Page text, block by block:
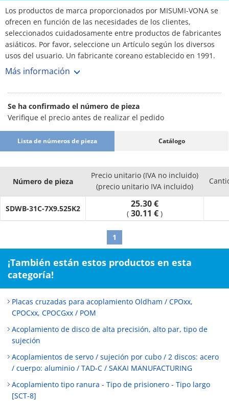
Los productos de marca proporcionados por MISUMI-VONA se
ofrecen en función de las necesidades de los clientes,
seleccionados cuidadosamente entre productos de fabricantes
asiáticos. Por favor, seleccione un Artículo según los diversos
usos del usuario. Un fabricante coreano establecido en 1991.
La cuota de mercado de acoplamientos en Corea es del 70%,
Más información
Se ha confirmado el número de pieza
Verifique el precio antes de realizar el pedido
Lista de números de pieza Catálogo
Número de pieza
Precio unitario (IVA no incluido)
(precio unitario IVA incluido)
SDWB-31C-7X9.525K2 25.30 €
( 30.11 € )
1
¡También están estos productos en esta
categoría!
Placas cruzadas para acoplamiento Oldham / CPOxx,
CPOCxx, CPOCGxx / POM
Acoplamiento de disco de alta precisión, alto par, tipo de
sujeción
Acoplamientos de servo / sujeción por cubo / 2 discos: acero
/ cuerpo: aluminio / TAD-C / SAKAI MANUFACTURING
Acoplamiento tipo ranura - Tipo de prisionero - Tipo largo
[SCT-8]